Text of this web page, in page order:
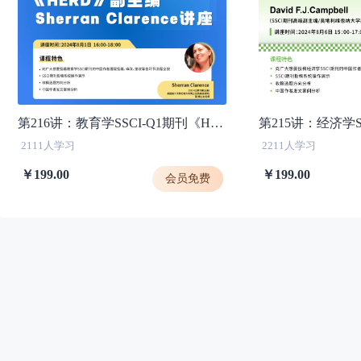
第216讲：教育学SSCI-Q1期刊《HERD》副主编Sherran Clarence讲座
2111人学习
￥199.00 会员免费
2211人学习
￥199.00